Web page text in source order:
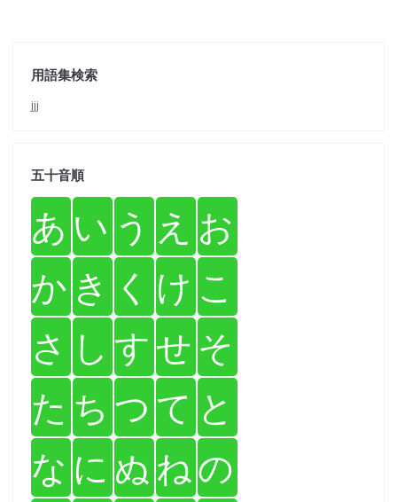
用語集検索
jjj
五十音順
あ い う え お
か き く け こ
さ し すせ そ
た ち つ て と
な に ぬ ねの